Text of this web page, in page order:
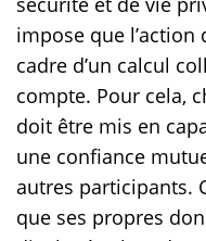
impose que
cadre d’un calcul
compte. Pour cela,
doit être mis en
une confiance
autres participants.
que ses propres